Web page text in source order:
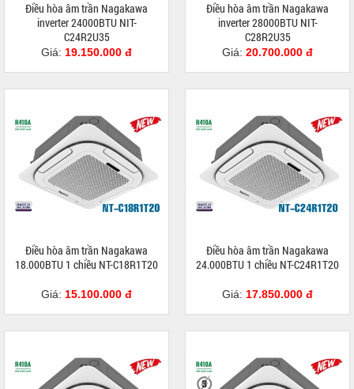
Điều hòa âm trần Nagakawa
inverter 24000BTU NIT-
C24R2U35
Giá: 19.150.000 đ
Điều hòa âm trần Nagakawa
inverter 28000BTU NIT-
C28R2U35
Giá: 20.700.000 đ
Điều hòa âm trần Nagakawa
18.000BTU 1 chiều NT-C18R1T20
Giá: 15.100.000 đ
Điều hòa âm trần Nagakawa
24.000BTU 1 chiều NT-C24R1T20
Giá: 17.850.000 đ